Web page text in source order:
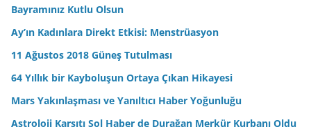
Bayramınız Kutlu Olsun
Ay’ın Kadınlara Direkt Etkisi: Menstrüasyon
11 Ağustos 2018 Güneş Tutulması
64 Yıllık bir Kayboluşun Ortaya Çıkan Hikayesi
Mars Yakınlaşması ve Yanıltıcı Haber Yoğunluğu
Astroloji Karşıtı Sol Haber de Durağan Merkür Kurbanı Oldu